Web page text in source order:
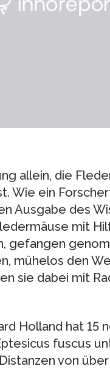
allein, die
Wie ein
Ausgabe des
mit
gefangen
mühelos den
sie dabei mit
Holland hat 15
fuscus
von